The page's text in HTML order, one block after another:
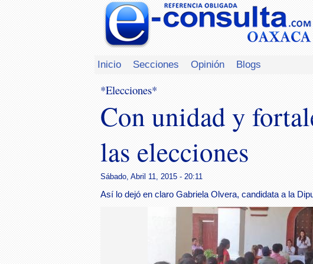
Inicio Secciones Opinión Blogs
*Elecciones*
Con unidad y
las elecciones
Sábado, Abril 11, 2015 - 20:11
Así lo dejó en claro Gabriela Olvera, candidata a la